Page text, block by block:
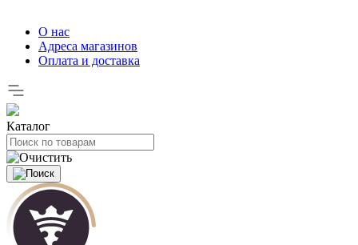
О нас
Адреса магазинов
Оплата и доставка
Каталог